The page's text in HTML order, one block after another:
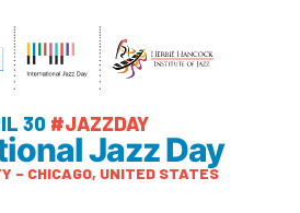
30 #JAZZDAY
Jazz Day
– CHICAGO, UNITED STATES